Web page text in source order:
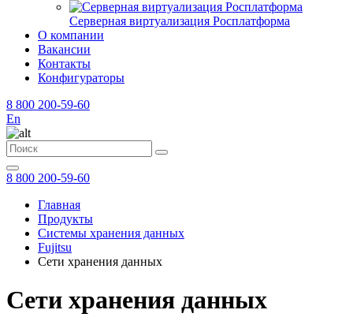
Серверная виртуализация Росплатформа
О компании
Вакансии
Контакты
Конфигураторы
8 800 200-59-60
En
8 800 200-59-60
Главная
Продукты
Системы хранения данных
Fujitsu
Сети хранения данных
Сети хранения данных